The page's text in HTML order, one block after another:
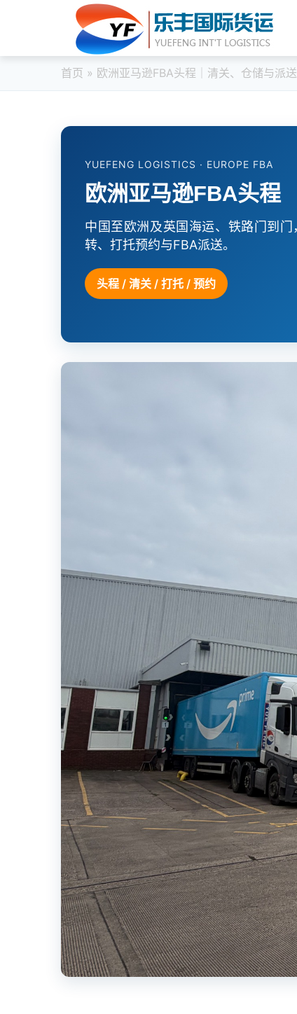
首页 » 欧洲亚马逊FBA头程｜清关、仓储与派送
YUEFENG LOGISTICS · EUROPE FBA
欧洲亚马逊FBA头程
中国至欧洲及英国海运、铁路门到
转、打托预约与FBA派送。
头程 / 清关 / 打托 / 预约